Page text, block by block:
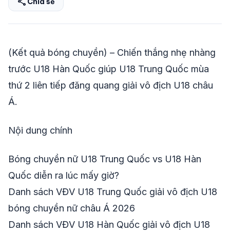
share mail
(Kết quả bóng chuyền) – Chiến thắng nhẹ nhàng
trước U18 Hàn Quốc giúp U18 Trung Quốc mùa
thứ 2 liên tiếp đăng quang giải vô địch U18 châu
Á.
Nội dung chính
Bóng chuyền nữ U18 Trung Quốc vs U18 Hàn
Quốc diễn ra lúc mấy giờ?
Danh sách VĐV U18 Trung Quốc giải vô địch U18
bóng chuyền nữ châu Á 2026
Danh sách VĐV U18 Hàn Quốc giải vô địch U18